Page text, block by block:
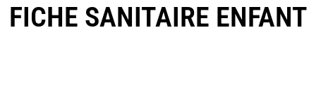
FICHE SANITAIRE ENFANT